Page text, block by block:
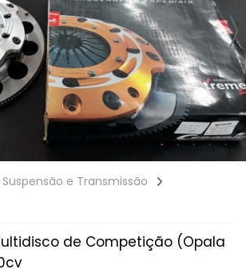
e Transmissão
de Competição (Opala